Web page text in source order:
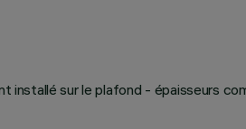
sur le plafond - épaisseurs